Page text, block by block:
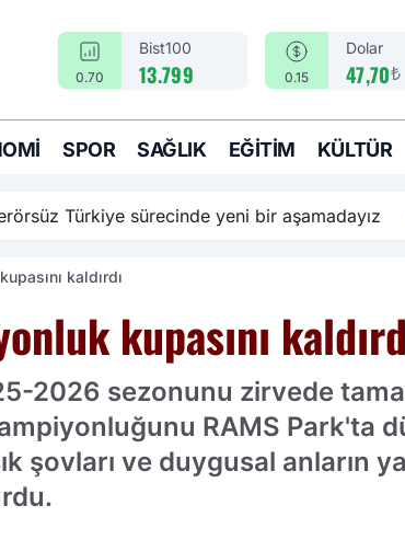
0.70
Bist100
13.799 0.15
Dolar
47,70₺
SPOR SAĞLIK EĞITIM KÜLTÜR
Türkiye sürecinde yeni bir aşamadayız
kaldırdı
kupasını
2026 sezonunu zirvede
RAMS Park'ta
şovları ve duygusal anların